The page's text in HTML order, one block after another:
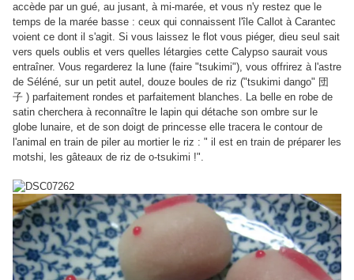
accède par un gué, au jusant, à mi-marée, et vous n'y restez que le
temps de la marée basse : ceux qui connaissent l'île Callot à Carantec
voient ce dont il s'agit. Si vous laissez le flot vous piéger, dieu seul sait
vers quels oublis et vers quelles létargies cette Calypso saurait vous
entraîner. Vous regarderez la lune (faire "tsukimi"), vous offrirez à l'astre
de Séléné, sur un petit autel, douze boules de riz ("tsukimi dango" 団
子 ) parfaitement rondes et parfaitement blanches. La belle en robe de
satin cherchera à reconnaître le lapin qui détache son ombre sur le
globe lunaire, et de son doigt de princesse elle tracera le contour de
l'animal en train de piler au mortier le riz : " il est en train de préparer les
motshi, les gâteaux de riz de o-tsukimi !".